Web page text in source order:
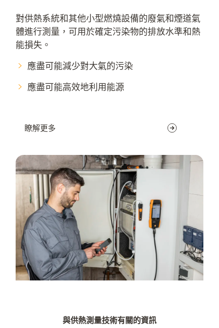
對供熱系統和其他小型燃燒設備的廢氣和煙道氣
體進行測量，可用於確定污染物的排放水準和熱
能損失。
應盡可能減少對大氣的污染
應盡可能高效地利用能源
瞭解更多
與供熱測量技術有關的資訊